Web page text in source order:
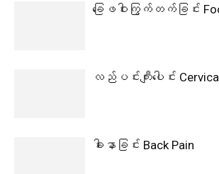
ခြေဖဝါးကြွက်တက်ခြင်း
လည်ပင်းကျီးပေါင်း
ခါးနာခြင်း Back Pain